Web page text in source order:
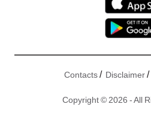
Contacts/ Disclaimer/
Copyright © 2026 - All